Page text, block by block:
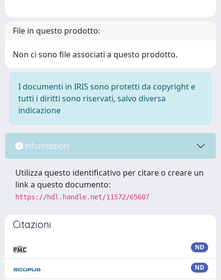
File in questo prodotto:
Non ci sono file associati a questo prodotto.
I documenti in IRIS sono protetti da copyright e
tutti i diritti sono riservati, salvo diversa
indicazione
Informazioni
Utilizza questo identificativo per citare o creare un
link a questo documento:
https://hdl.handle.net/11572/65607
Citazioni
ND
ND